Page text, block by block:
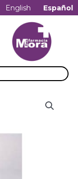
English Español